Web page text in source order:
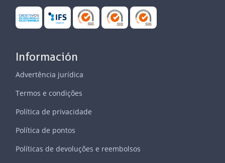
Información
Advertência jurídica
Termos e condições
Política de privacidade
Política de pontos
Políticas de devoluções e reembolsos